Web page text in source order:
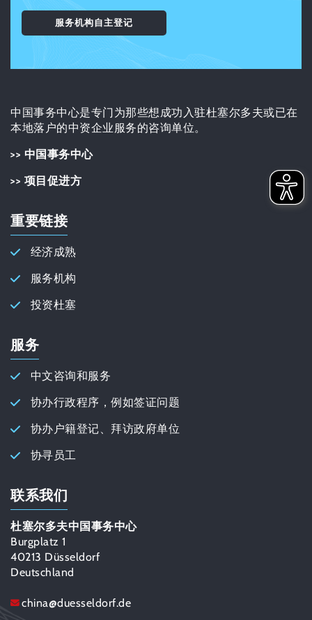
服务机构自主登记
中国事务中心是专门为那些想成功入驻杜塞尔多夫或已在
本地落户的中资企业服务的咨询单位。
>> 中国事务中心
>> 项目促进方
重要链接
经济成熟
服务机构
投资杜塞
服务
中文咨询和服务
协办行政程序，例如签证问题
协办户籍登记、拜访政府单位
协寻员工
联系我们
杜塞尔多夫中国事务中心
Burgplatz 1
40213 Düsseldorf
Deutschland
china@duesseldorf.de